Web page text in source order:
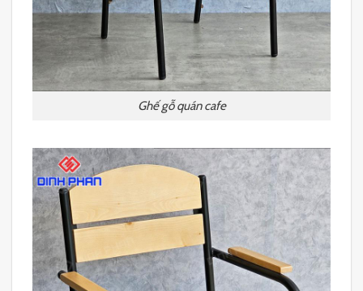
Ghế gỗ quán cafe